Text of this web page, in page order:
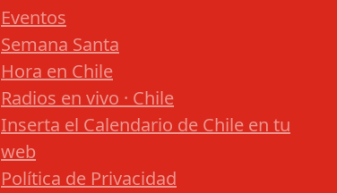
Eventos
Semana Santa
Hora en Chile
Radios en vivo · Chile
Inserta el Calendario de Chile en tu
web
Política de Privacidad